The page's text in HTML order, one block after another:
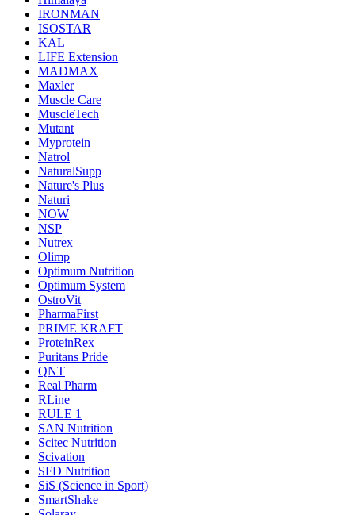
IRONMAN
ISOSTAR
KAL
LIFE Extension
MADMAX
Maxler
Muscle Care
MuscleTech
Mutant
Myprotein
Natrol
NaturalSupp
Nature's Plus
Naturi
NOW
NSP
Nutrex
Olimp
Optimum Nutrition
Optimum System
OstroVit
PharmaFirst
PRIME KRAFT
ProteinRex
Puritans Pride
QNT
Real Pharm
RLine
RULE 1
SAN Nutrition
Scitec Nutrition
Scivation
SFD Nutrition
SiS (Science in Sport)
SmartShake